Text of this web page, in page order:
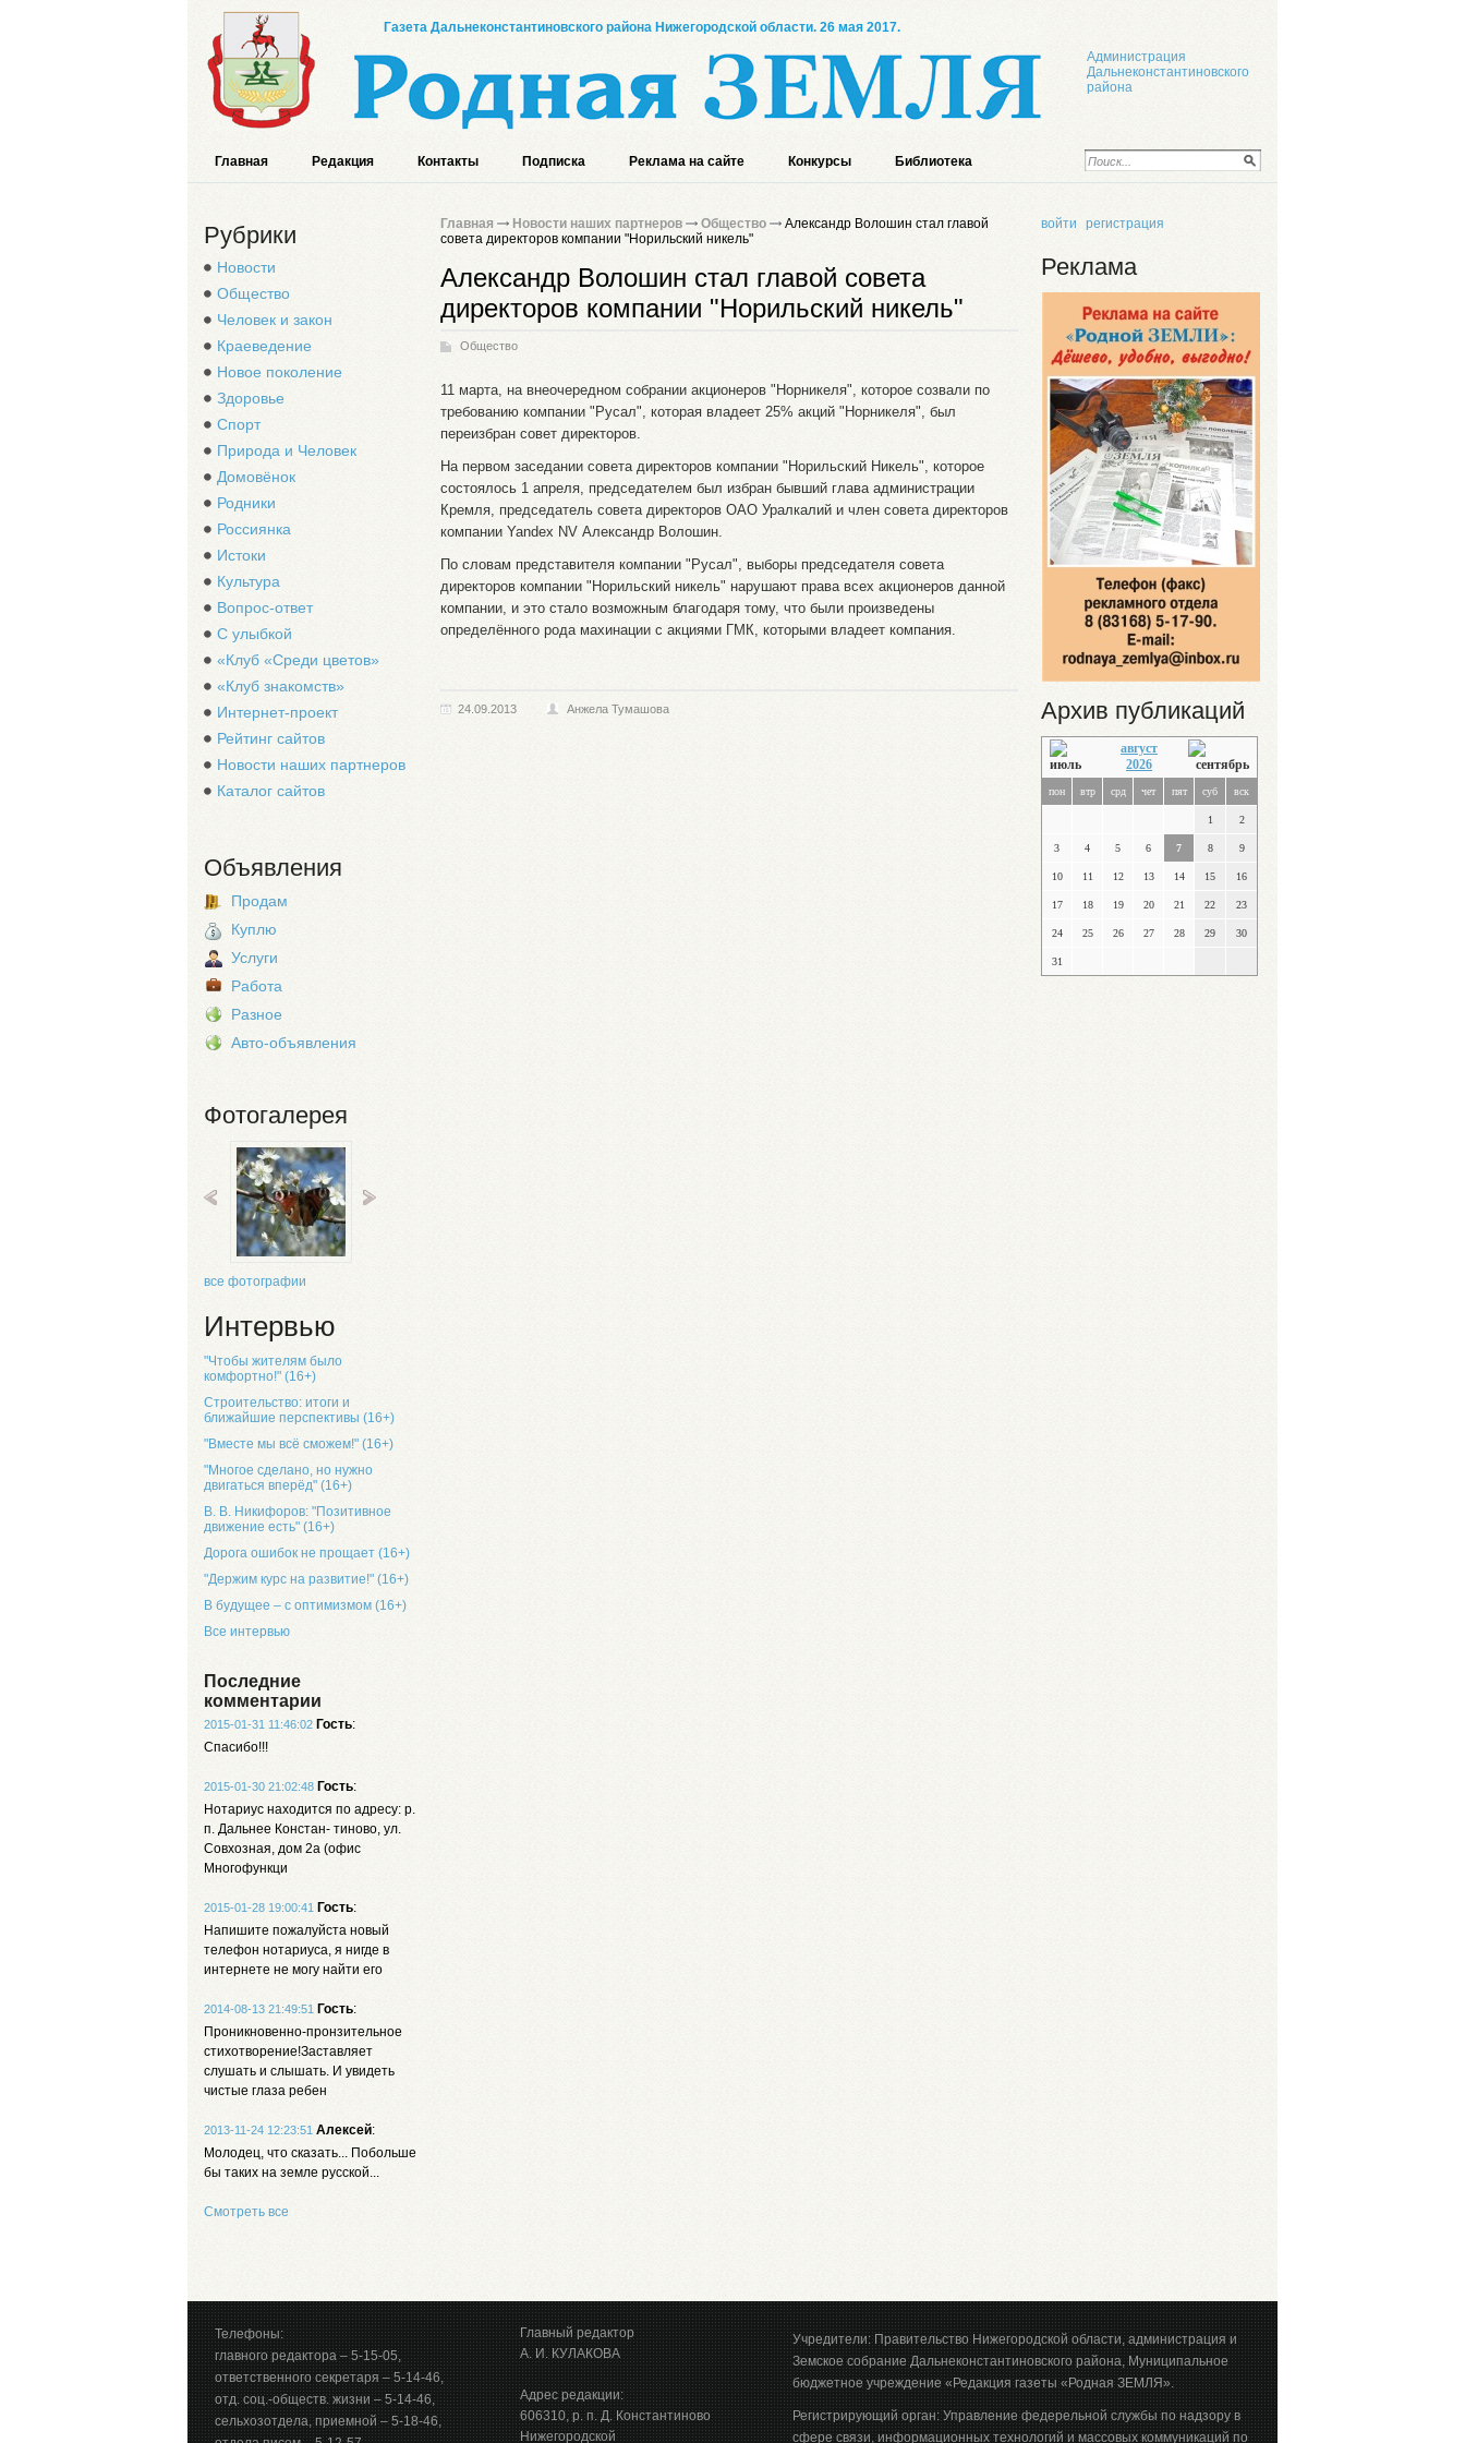
Газета Дальнеконстантиновского района Нижегородской области. 26 мая 2017.
Администрация
Дальнеконстантиновского
района
Главная Редакция Контакты Подписка Реклама на сайте Конкурсы Библиотека
Рубрики
Новости
Общество
Человек и закон
Краеведение
Новое поколение
Здоровье
Спорт
Природа и Человек
Домовёнок
Родники
Россиянка
Истоки
Культура
Вопрос-ответ
С улыбкой
«Клуб «Среди цветов»
«Клуб знакомств»
Интернет-проект
Рейтинг сайтов
Новости наших партнеров
Каталог сайтов
Объявления
Продам
Куплю
Услуги
Работа
Разное
Авто-объявления
Фотогалерея
все фотографии
Интервью
"Чтобы жителям было
комфортно!" (16+)
Строительство: итоги и
ближайшие перспективы (16+)
"Вместе мы всё сможем!" (16+)
"Многое сделано, но нужно
двигаться вперёд" (16+)
В. В. Никифоров: "Позитивное
движение есть" (16+)
Дорога ошибок не прощает (16+)
"Держим курс на развитие!" (16+)
В будущее – с оптимизмом (16+)
Все интервью
Последние
комментарии
2015-01-31 11:46:02 Гость:
Спасибо!!!
2015-01-30 21:02:48 Гость:
Нотариус находится по адресу: р.
п. Дальнее Констан- тиново, ул.
Совхозная, дом 2а (офис
Многофункци
2015-01-28 19:00:41 Гость:
Напишите пожалуйста новый
телефон нотариуса, я нигде в
интернете не могу найти его
2014-08-13 21:49:51 Гость:
Проникновенно-пронзительное
стихотворение!Заставляет
слушать и слышать. И увидеть
чистые глаза ребен
2013-11-24 12:23:51 Алексей:
Молодец, что сказать... Побольше
бы таких на земле русской...
Смотреть все
Главная Новости наших партнеров Общество
Александр Волошин стал главой
совета директоров компании "Норильский никель"
Александр Волошин стал главой совета
директоров компании "Норильский никель"
Общество
11 марта, на внеочередном собрании акционеров "Норникеля", которое созвали по
требованию компании "Русал", которая владеет 25% акций "Норникеля", был
переизбран совет директоров.
На первом заседании совета директоров компании "Норильский Никель", которое
состоялось 1 апреля, председателем был избран бывший глава администрации
Кремля, председатель совета директоров ОАО Уралкалий и член совета директоров
компании Yandex NV Александр Волошин.
По словам представителя компании "Русал", выборы председателя совета
директоров компании "Норильский никель" нарушают права всех акционеров данной
компании, и это стало возможным благодаря тому, что были произведены
определённого рода махинации с акциями ГМК, которыми владеет компания.
24.09.2013 Анжела Тумашова
войти регистрация
Реклама
Архив публикаций
август
2026
пон втр срд чет пят суб вск
1 2
3 4 5 6 7 8 9
10 11 12 13 14 15 16
17 18 19 20 21 22 23
24 25 26 27 28 29 30
31
Телефоны:
главного редактора – 5-15-05,
ответственного секретаря – 5-14-46,
отд. соц.-обществ. жизни – 5-14-46,
сельхозотдела, приемной – 5-18-46,
Главный редактор
А. И. КУЛАКОВА
Адрес редакции:
606310, р. п. Д. Константиново
Нижегородской
Учредители: Правительство Нижегородской области, администрация и
Земское собрание Дальнеконстантиновского района, Муниципальное
бюджетное учреждение «Редакция газеты «Родная ЗЕМЛЯ».
Регистрирующий орган: Управление федерельной службы по надзору в
сфере связи, информационных технологий и массовых коммуникаций по